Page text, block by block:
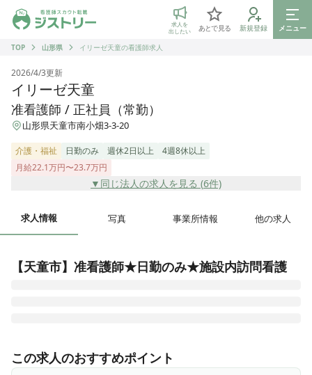
ジストリー 看護師の転職マッチング
求人を
出したい
あとで見る 新規登録
メニュー
TOP
山形県 イリーゼ天童の看護師求人
2026/4/3更新
イリーゼ天童
准看護師 / 正社員（常勤）
山形県天童市南小畑3-3-20
介護・福祉 日勤のみ 週休2日以上
4週8休以上
月給22.1万円〜23.7万円
▼同じ法人の求人を見る (6件)
求人情報 写真 事業所情報 他の求人
【天童市】准看護師★日勤のみ★施設内訪問看護
お客様一人ひとりにじっくり向き合い寄り添うケアを提供／
他施設の看護スタッフと情報共有ができる場があります。
この求人のおすすめポイント